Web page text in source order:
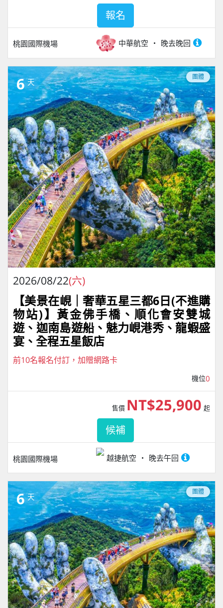
桃園國際機場 中華航空 晚去晚回
報名
6 天
團體
2026/08/22(六)
【美景在峴｜奢華五星三都6日(不進購
物站)】黃金佛手橋、順化會安雙城
遊、迦南島遊船、魅力峴港秀、龍蝦盛
宴、全程五星飯店
前10名報名付訂，加贈網路卡
機位0
桃園國際機場 越捷航空 晚去午回
售價 NT$25,900 起
候補
6 天
團體